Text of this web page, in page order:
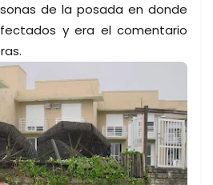
de la posada en donde
y era el comentario